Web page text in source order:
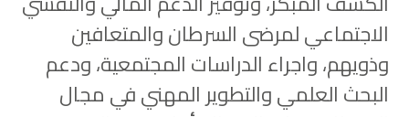
الاجتماعي لمرضى السرطان والمتعافين
وذويهم، واجراء الدراسات المجتمعية، ودعم
البحث العلمي والتطوير المهني في مجال